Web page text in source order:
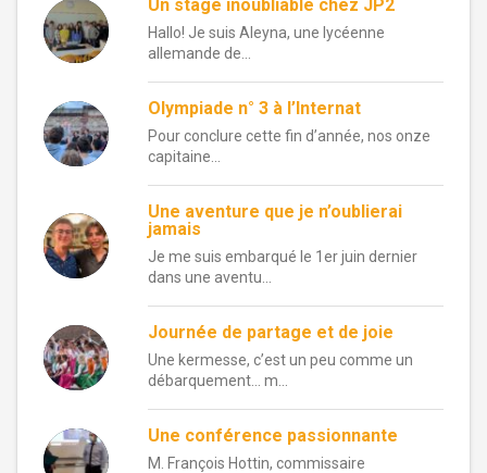
Un stage inoubliable chez JP2
Hallo! Je suis Aleyna, une lycéenne
allemande de...
Olympiade n° 3 à l’Internat
Pour conclure cette fin d’année, nos onze
capitaine...
Une aventure que je n’oublierai
jamais
Je me suis embarqué le 1er juin dernier
dans une aventu...
Journée de partage et de joie
Une kermesse, c’est un peu comme un
débarquement… m...
Une conférence passionnante
M. François Hottin, commissaire